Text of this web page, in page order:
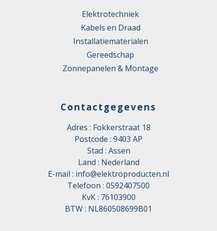
Elektrotechniek
Kabels en Draad
Installatiematerialen
Gereedschap
Zonnepanelen & Montage
Contactgegevens
Adres : Fokkerstraat 18
Postcode : 9403 AP
Stad : Assen
Land : Nederland
E-mail : info@elektroproducten.nl
Telefoon : 0592407500
KvK : 76103900
BTW : NL860508699B01